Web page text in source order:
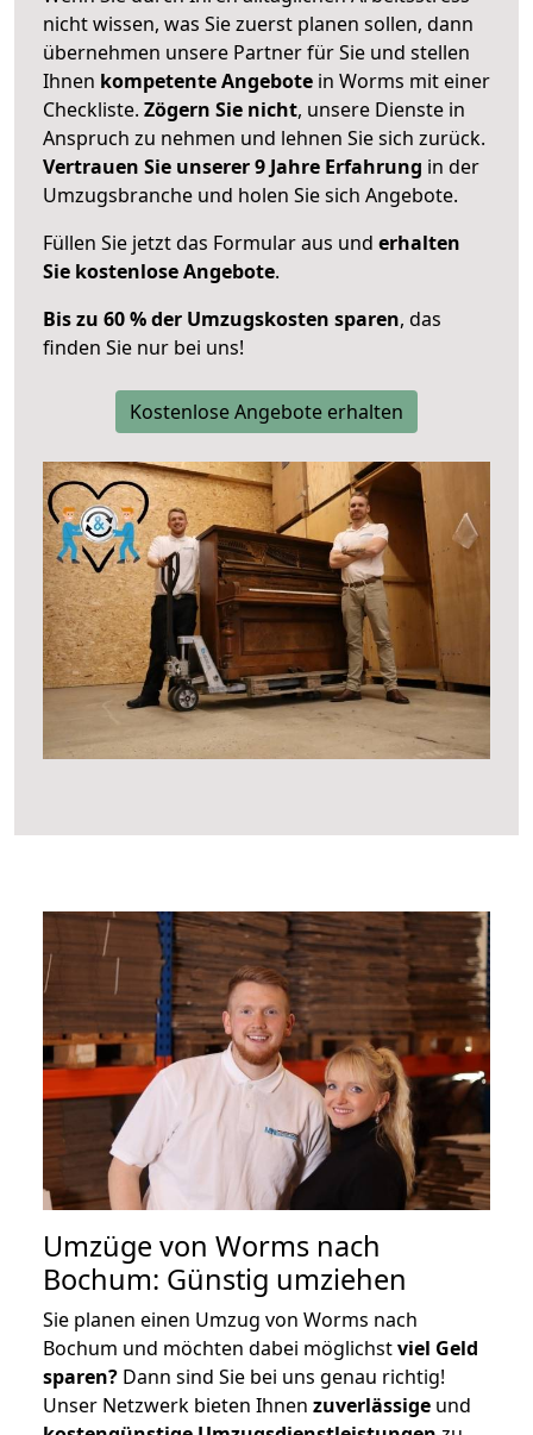
nicht wissen, was Sie zuerst planen sollen, dann
übernehmen unsere Partner für Sie und stellen
Ihnen kompetente Angebote in Worms mit einer
Checkliste. Zögern Sie nicht, unsere Dienste in
Anspruch zu nehmen und lehnen Sie sich zurück.
Vertrauen Sie unserer 9 Jahre Erfahrung in der
Umzugsbranche und holen Sie sich Angebote.
Füllen Sie jetzt das Formular aus und erhalten
Sie kostenlose Angebote.
Bis zu 60 % der Umzugskosten sparen, das
finden Sie nur bei uns!
Kostenlose Angebote erhalten
Umzüge von Worms nach
Bochum: Günstig umziehen
Sie planen einen Umzug von Worms nach
Bochum und möchten dabei möglichstviel Geld
sparen? Dann sind Sie bei uns genau richtig!
Unser Netzwerk bieten Ihnen zuverlässige und